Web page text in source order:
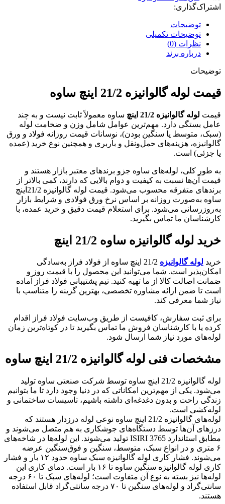
اشتراک‌گذاری:
توضیحات
توضیحات تکمیلی
نظرات (0)
درباره برند
توضیحات
قیمت لوله گالوانیزه 21/2 اینچ ساوه
قیمت لوله گالوانیزه 21/2 اینچ
ساوه معمولاً ثابت نیست و به چند
عامل بستگی دارد. مهم‌ترین عوامل شامل وزن و ضخامت لوله
(سبک، متوسط یا سنگین بودن)، نوسانات قیمت روزانه فولاد و ورق
گالوانیزه، هزینه‌های حمل‌ونقل و باربری و همچنین نوع خرید (عمده
یا جزئی) است.
به طور کلی، لوله‌های ساوه جزو برندهای معتبر بازار هستند و
قیمت آن‌ها نسبت به کیفیت و دوام بالایی که دارند، کمی بالاتر از
برندهای متفرقه محسوب می‌شود. قیمت لوله گالوانیزه 21/2اینچ
ساوه به‌صورت روزانه بر اساس نرخ ورق فولادی و شرایط بازار
به‌روزرسانی می‌شود. برای استعلام قیمت دقیق و خرید عمده، با
کارشناسان ما تماس بگیرید.
خرید لوله گالوانیزه ساوه 21/2 اینچ
خرید لوله گالوانیزه
21/2 اینچ ساوه از فولاد فراز به‌سادگی
امکان‌پذیر است. شما می‌توانید این محصول را با قیمت روز و
ضمانت اصالت کالا از ما تهیه کنید. تیم پشتیبانی فولاد فراز آماده
است تا ضمن ارائه مشاوره تخصصی، بهترین گزینه را متناسب با
نیاز شما معرفی کند.
برای ثبت سفارش، کافیست از طریق وب‌سایت فولاد فراز اقدام
کرده یا با کارشناسان فروش ما تماس بگیرید تا در کوتاه‌ترین زمان
لوله‌های مورد نیاز شما ارسال شود.
مشخصات فنی لوله گالوانیزه 21/2 اینچ ساوه
لوله گالوانیزه 21/2 اینچ ساوه توسط شرکت صنعتی ساوه تولید
می‌شود. یکی از مهم‌ترین امکاناتی که در دنیا وجود دارد تا ما بتوانیم
زندگی راحت و بدون دغدغه‌ای داشته باشیم، تاسیسات ساختمانی و
لوله‌کشی است.
لوله‌های گالوانیزه 21/2 اینچ ساوه نوعی لوله درزدار هستند که
درزهای آن‌ها توسط دستگاه‌های جوشکاری به هم متصل می‌شوند و
مطابق استاندارد ISIRI 3765 تولید می‌شوند. این لوله‌ها در شاخه‌های
۶ متری و در انواع سبک، متوسط، سنگین و فوق‌سنگین عرضه
می‌شوند. فشار کاری لوله گالوانیزه سبک ساوه حدود ۱۲ بار و فشار
کاری لوله گالوانیزه سنگین ساوه تا ۱۶ بار است. دمای کاری این
لوله‌ها نیز بسته به نوع آن متفاوت است؛ لوله‌های سبک تا ۶۰ درجه
سانتی‌گراد و لوله‌های سنگین تا ۷۰ درجه سانتی‌گراد قابل استفاده
هستند.